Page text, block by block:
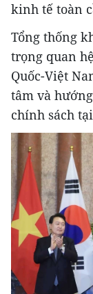
kinh tế toàn
Tổng thống
trọng quan
Quốc-Việt
tâm và
chính sách